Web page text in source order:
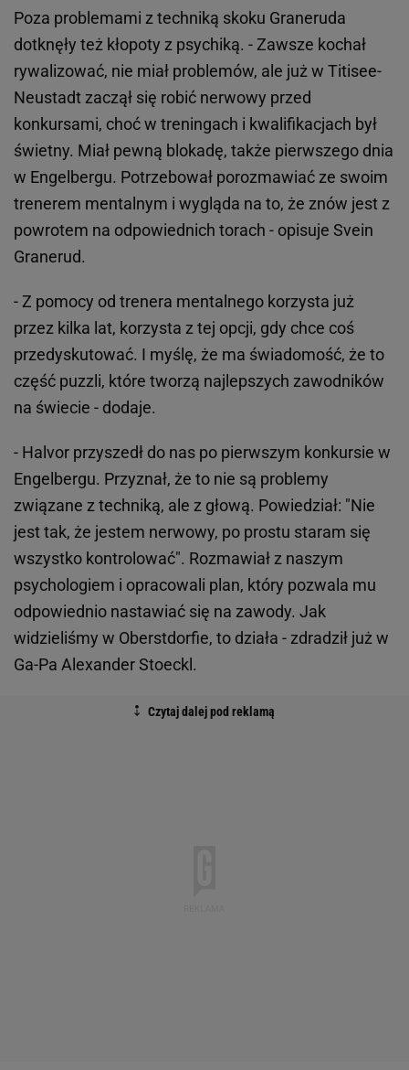
Poza problemami z techniką skoku Graneruda
dotknęły też kłopoty z psychiką. - Zawsze kochał
rywalizować, nie miał problemów, ale już w Titisee-
Neustadt zaczął się robić nerwowy przed
konkursami, choć w treningach i kwalifikacjach był
świetny. Miał pewną blokadę, także pierwszego dnia
w Engelbergu. Potrzebował porozmawiać ze swoim
trenerem mentalnym i wygląda na to, że znów jest z
powrotem na odpowiednich torach - opisuje Svein
Granerud.
- Z pomocy od trenera mentalnego korzysta już
przez kilka lat, korzysta z tej opcji, gdy chce coś
przedyskutować. I myślę, że ma świadomość, że to
część puzzli, które tworzą najlepszych zawodników
na świecie - dodaje.
- Halvor przyszedł do nas po pierwszym konkursie w
Engelbergu. Przyznał, że to nie są problemy
związane z techniką, ale z głową. Powiedział: "Nie
jest tak, że jestem nerwowy, po prostu staram się
wszystko kontrolować". Rozmawiał z naszym
psychologiem i opracowali plan, który pozwala mu
odpowiednio nastawiać się na zawody. Jak
widzieliśmy w Oberstdorfie, to działa - zdradził już w
Ga-Pa Alexander Stoeckl.